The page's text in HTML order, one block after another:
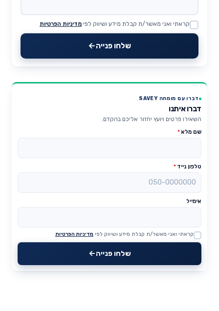
Website
קראתי ואני מאשר/ת קבלת מידע ושיווק לפי מדיניות הפרטיות
שלחו פנייה
דברו עם מומחה SAVEY
דברו איתנו
השאירו פרטים ויועץ יחזור אליכם בהקדם.
שם מלא*
טלפון נייד *
אימייל
Website
קראתי ואני מאשר/ת קבלת מידע ושיווק לפי מדיניות הפרטיות
שלחו פנייה